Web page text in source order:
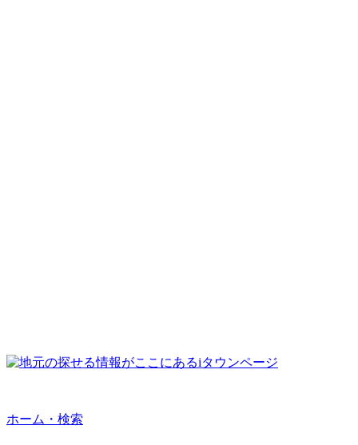
ホーム・検索